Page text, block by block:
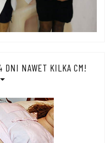
DNI NAWET KILKA CM!